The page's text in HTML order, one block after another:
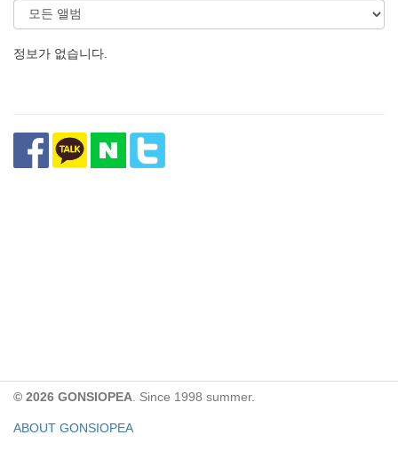
정보가 없습니다.
© 2026 GONSIOPEA . Since 1998 summer.
ABOUT GONSIOPEA